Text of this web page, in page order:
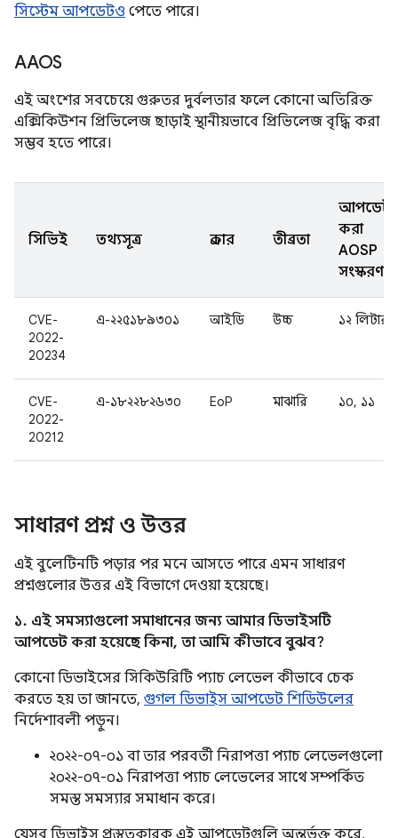
সিস্টেম আপডেটও পেতে পারে।
AAOS
এই অংশের সবচেয়ে গুরুতর দুর্বলতার ফলে কোনো অতিরিক্ত
এক্সিকিউশন প্রিভিলেজ ছাড়াই স্থানীয়ভাবে প্রিভিলেজ বৃদ্ধি করা
সম্ভব হতে পারে।
সিভিই তথ্যসূত্র প্রকার তীব্রতা
আপডেট
করা
AOSP
সংস্করণ
CVE-
2022-
20234
এ-২২৫১৮৯৩০১ আইডি উচ্চ ১২ লিটার
CVE-
2022-
20212
এ-১৮২২৮২৬৩০ EoP মাঝারি ১০, ১১
সাধারণ প্রশ্ন ও উত্তর
এই বুলেটিনটি পড়ার পর মনে আসতে পারে এমন সাধারণ
প্রশ্নগুলোর উত্তর এই বিভাগে দেওয়া হয়েছে।
১. এই সমস্যাগুলো সমাধানের জন্য আমার ডিভাইসটি
আপডেট করা হয়েছে কিনা, তা আমি কীভাবে বুঝব?
কোনো ডিভাইসের সিকিউরিটি প্যাচ লেভেল কীভাবে চেক
করতে হয় তা জানতে, গুগল ডিভাইস আপডেট শিডিউলের
নির্দেশাবলী পড়ুন।
২০২২-০৭-০১ বা তার পরবর্তী নিরাপত্তা প্যাচ লেভেলগুলো
২০২২-০৭-০১ নিরাপত্তা প্যাচ লেভেলের সাথে সম্পর্কিত
সমস্ত সমস্যার সমাধান করে।
যেসব ডিভাইস প্রস্তুতকারক এই আপডেটগুলি অন্তর্ভুক্ত করে,